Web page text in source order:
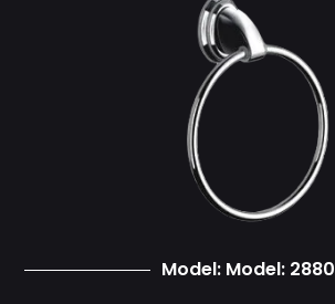
Model: Model: 2880